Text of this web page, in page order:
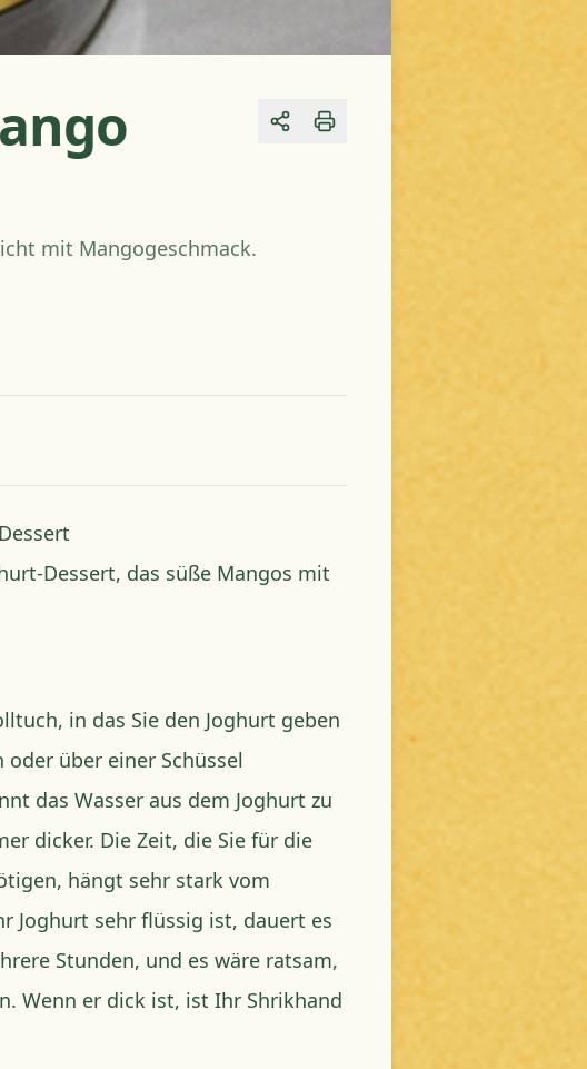
Share
mit Mangogeschmack.
Dessert, das süße Mangos mit
in das Sie den Joghurt geben
über einer Schüssel
das Wasser aus dem Joghurt zu
dicker. Die Zeit, die Sie für die
hängt sehr stark vom
Joghurt sehr flüssig ist, dauert es
Stunden, und es wäre ratsam,
Wenn er dick ist, ist Ihr Shrikhand